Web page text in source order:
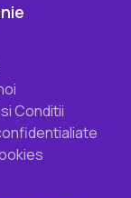
Conditii